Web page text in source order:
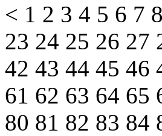
< 1 2 3 4 5 6 7 8
23 24 25 26 27
42 43 44 45 46
61 62 63 64 65
80 81 82 83 84